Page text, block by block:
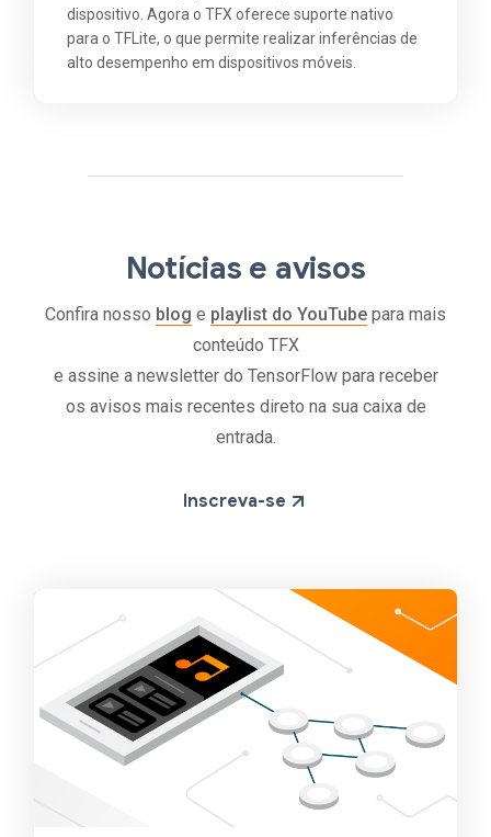
dispositivo. Agora o TFX oferece suporte nativo
para o TFLite, o que permite realizar inferências de
alto desempenho em dispositivos móveis.
Notícias e avisos
Confira nosso blog e playlist do YouTube para mais
conteúdo TFX
e assine a newsletter do TensorFlow para receber
os avisos mais recentes direto na sua caixa de
entrada.
Inscreva-se